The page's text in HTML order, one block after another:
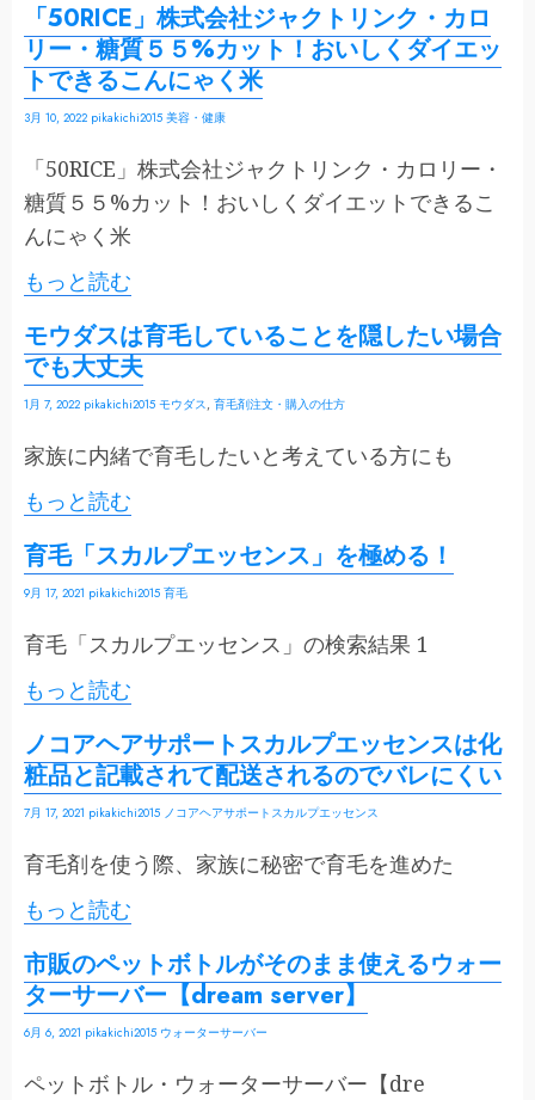
「50RICE」株式会社ジャクトリンク・カロ
リー・糖質５５%カット！おいしくダイエッ
トできるこんにゃく米
3月 10, 2022 pikakichi2015 美容・健康
「50RICE」株式会社ジャクトリンク・カロリー・
糖質５５%カット！おいしくダイエットできるこ
んにゃく米
もっと読む
モウダスは育毛していることを隠したい場合
でも大丈夫
1月 7, 2022 pikakichi2015 モウダス, 育毛剤注文・購入の仕方
家族に内緒で育毛したいと考えている方にも
もっと読む
育毛「スカルプエッセンス」を極める！
9月 17, 2021 pikakichi2015 育毛
育毛「スカルプエッセンス」の検索結果 1
もっと読む
ノコアヘアサポートスカルプエッセンスは化
粧品と記載されて配送されるのでバレにくい
7月 17, 2021 pikakichi2015 ノコアヘアサポートスカルプエッセンス
育毛剤を使う際、家族に秘密で育毛を進めた
もっと読む
市販のペットボトルがそのまま使えるウォー
ターサーバー【dream server】
6月 6, 2021 pikakichi2015 ウォーターサーバー
ペットボトル・ウォーターサーバー【dre